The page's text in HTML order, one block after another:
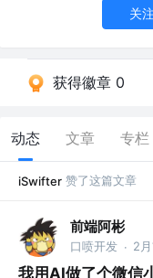
关注
获得徽章 0
动态 文章 专栏
iSwifter 赞了这篇文章
前端阿彬
口喷开发 · 2
我用AI做了个微信